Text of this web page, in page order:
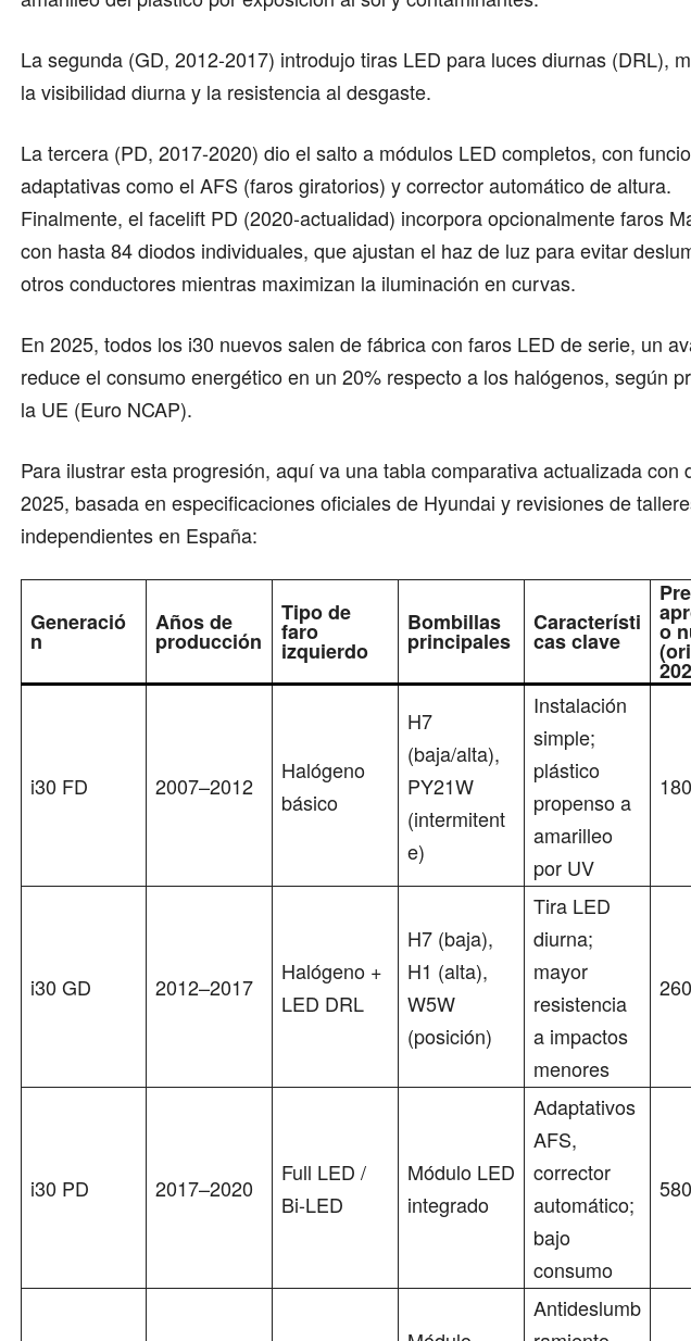
La segunda (GD, 2012-2017) introdujo tiras LED para luces diurnas (DRL),
la visibilidad diurna y la resistencia al desgaste.
La tercera (PD, 2017-2020) dio el salto a módulos LED completos, con
adaptativas como el AFS (faros giratorios) y corrector automático de altura.
Finalmente, el facelift PD (2020-actualidad) incorpora opcionalmente faros
con hasta 84 diodos individuales, que ajustan el haz de luz para evitar
otros conductores mientras maximizan la iluminación en curvas.
En 2025, todos los i30 nuevos salen de fábrica con faros LED de serie, un
reduce el consumo energético en un 20% respecto a los halógenos, según
la UE (Euro NCAP).
Para ilustrar esta progresión, aquí va una tabla comparativa actualizada con
2025, basada en especificaciones oficiales de Hyundai y revisiones de
independientes en España:
Generació
n
Años de
producción
Tipo de
faro
izquierdo
Bombillas
principales
Característi
cas clave o
i30 FD 2007–2012
Halógeno
básico
H7
(baja/alta),
PY21W
(intermitent
e)
Instalación
simple;
plástico
propenso a
amarilleo
por UV
i30 GD 2012–2017
Halógeno +
LED DRL
H7 (baja),
H1 (alta),
W5W
(posición)
Tira LED
diurna;
mayor
resistencia
a impactos
menores
i30 PD 2017–2020
Full LED /
Bi-LED
Módulo LED
integrado
Adaptativos
AFS,
corrector
automático;
bajo
consumo
Antideslumb